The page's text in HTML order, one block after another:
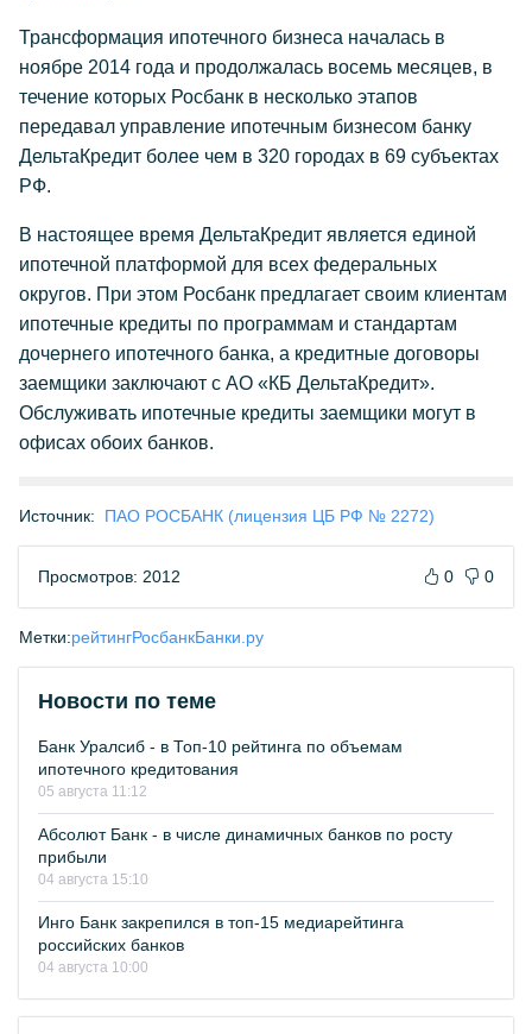
Трансформация ипотечного бизнеса началась в
ноябре 2014 года и продолжалась восемь месяцев, в
течение которых Росбанк в несколько этапов
передавал управление ипотечным бизнесом банку
ДельтаКредит более чем в 320 городах в 69 субъектах
РФ.
В настоящее время ДельтаКредит является единой
ипотечной платформой для всех федеральных
округов. При этом Росбанк предлагает своим клиентам
ипотечные кредиты по программам и стандартам
дочернего ипотечного банка, а кредитные договоры
заемщики заключают с АО «КБ ДельтаКредит».
Обслуживать ипотечные кредиты заемщики могут в
офисах обоих банков.
Источник: ПАО РОСБАНК (лицензия ЦБ РФ № 2272)
Просмотров: 2012 0 0
Метки:рейтингРосбанкБанки.ру
Новости по теме
Банк Уралсиб - в Топ-10 рейтинга по объемам
ипотечного кредитования
05 августа 11:12
Абсолют Банк - в числе динамичных банков по росту
прибыли
04 августа 15:10
Инго Банк закрепился в топ-15 медиарейтинга
российских банков
04 августа 10:00